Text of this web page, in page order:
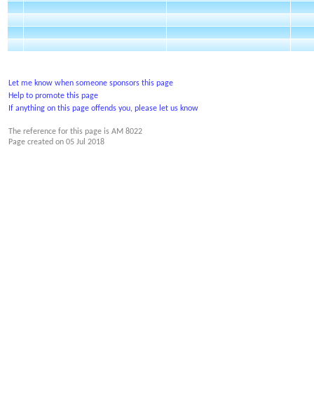
Let me know when someone sponsors this page
Help to promote this page
If anything on this page offends you, please let us know
The reference for this page is AM 8022
Page created on 05 Jul 2018